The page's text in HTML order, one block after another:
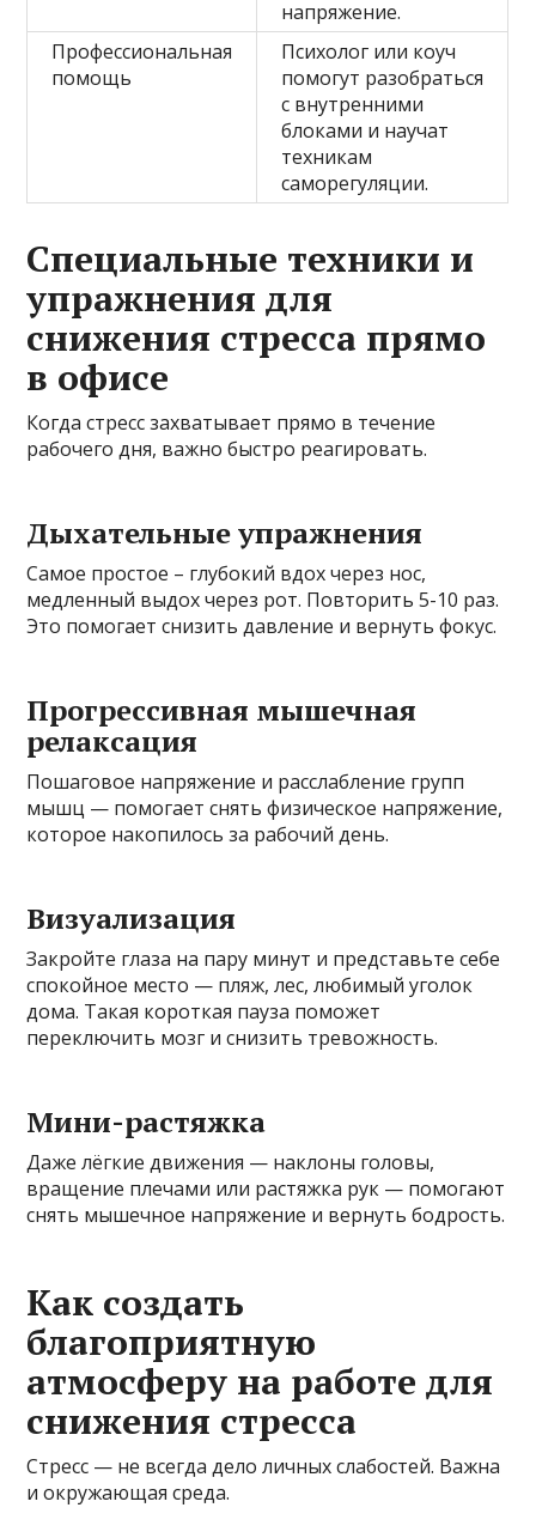
напряжение.
Профессиональная
помощь
Психолог или коуч
помогут разобраться
с внутренними
блоками и научат
техникам
саморегуляции.
Специальные техники и
упражнения для
снижения стресса прямо
в офисе
Когда стресс захватывает прямо в течение
рабочего дня, важно быстро реагировать.
Дыхательные упражнения
Самое простое – глубокий вдох через нос,
медленный выдох через рот. Повторить 5-10 раз.
Это помогает снизить давление и вернуть фокус.
Прогрессивная мышечная
релаксация
Пошаговое напряжение и расслабление групп
мышц — помогает снять физическое напряжение,
которое накопилось за рабочий день.
Визуализация
Закройте глаза на пару минут и представьте себе
спокойное место — пляж, лес, любимый уголок
дома. Такая короткая пауза поможет
переключить мозг и снизить тревожность.
Мини-растяжка
Даже лёгкие движения — наклоны головы,
вращение плечами или растяжка рук — помогают
снять мышечное напряжение и вернуть бодрость.
Как создать
благоприятную
атмосферу на работе для
снижения стресса
Стресс — не всегда дело личных слабостей. Важна
и окружающая среда.